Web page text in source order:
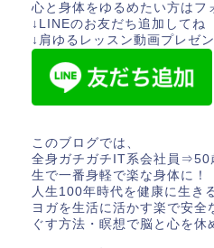
心と身体をゆるめたい方はフ
↓LINEのお友だち追加してね
↓肩ゆるレッスン動画プレゼ
このブログでは、
全身ガチガチIT系会社員⇒50
生で一番身軽で楽な身体に！
人生100年時代を健康に生き
ヨガを生活に活かす楽で安全
ぐす方法・瞑想で脳と心を休